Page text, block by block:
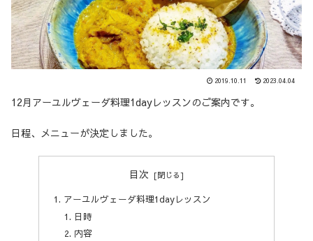
2019.10.11 2023.04.04
12月アーユルヴェーダ料理1dayレッスンのご案内です。
日程、メニューが決定しました。
目次
アーユルヴェーダ料理1dayレッスン
日時
内容